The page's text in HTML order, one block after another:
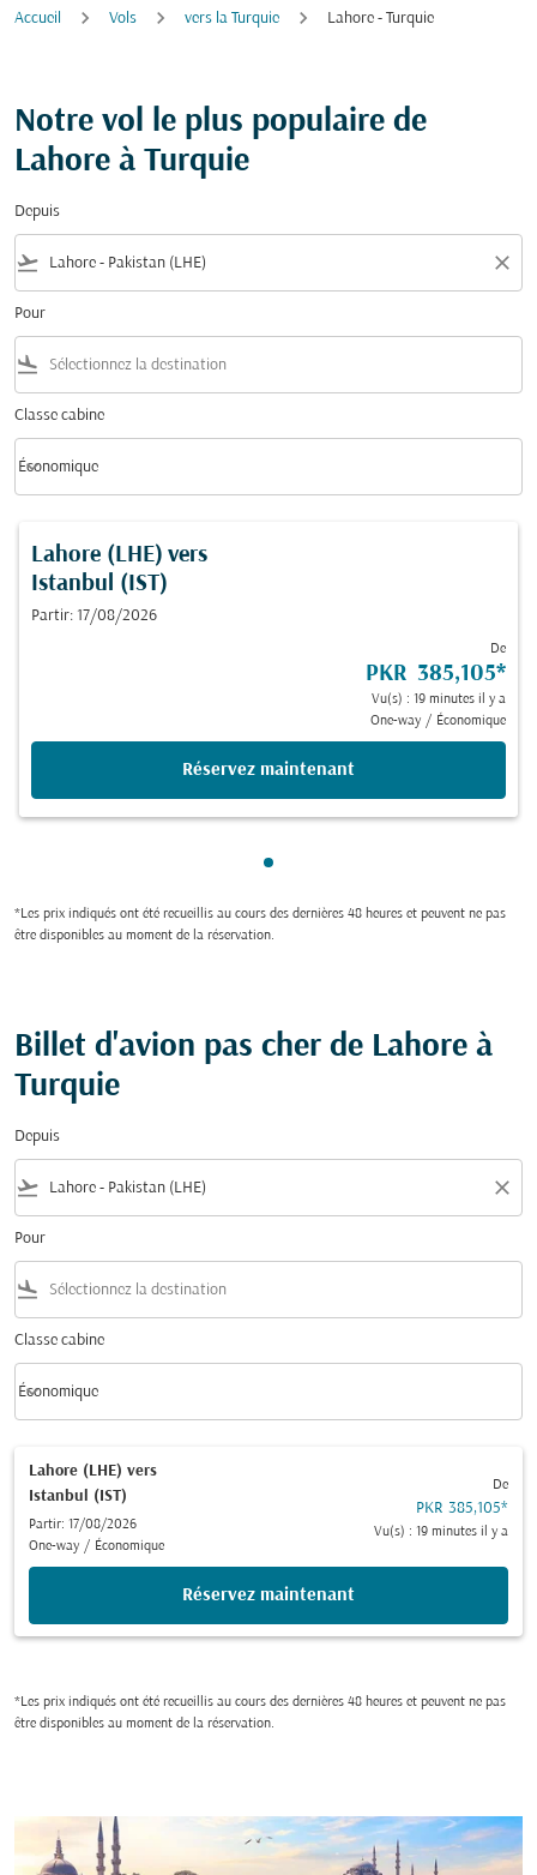
Accueil Vols vers la Turquie Lahore - Turquie
Notre vol le plus populaire de
Lahore à Turquie
Depuis
flight_takeoff close
Pour
flight_land
Classe cabine
Classe cabine option Économique Selected
Économique
keyboard_arrow_down
Lahore (LHE) vers
Istanbul (IST)
Partir: 17/08/2026
De
PKR 385,105*
Vu(s) : 19 minutes il y a
One-way / Économique
Réservez maintenant
Showing cmp-pagination-
*Les prix indiqués ont été recueillis au cours des dernières 48 heures et peuvent ne pas
être disponibles au moment de la réservation.
Billet d'avion pas cher de Lahore à
Turquie
Depuis
flight_takeoff close
Pour
flight_land
Classe cabine
Classe cabine option Économique Selected
Économique
keyboard_arrow_down
Lahore (LHE) vers
Istanbul (IST)
Partir: 17/08/2026
One-way / Économique
De
PKR 385,105*
Vu(s) : 19 minutes il y a
Réservez maintenant
*Les prix indiqués ont été recueillis au cours des dernières 48 heures et peuvent ne pas
être disponibles au moment de la réservation.